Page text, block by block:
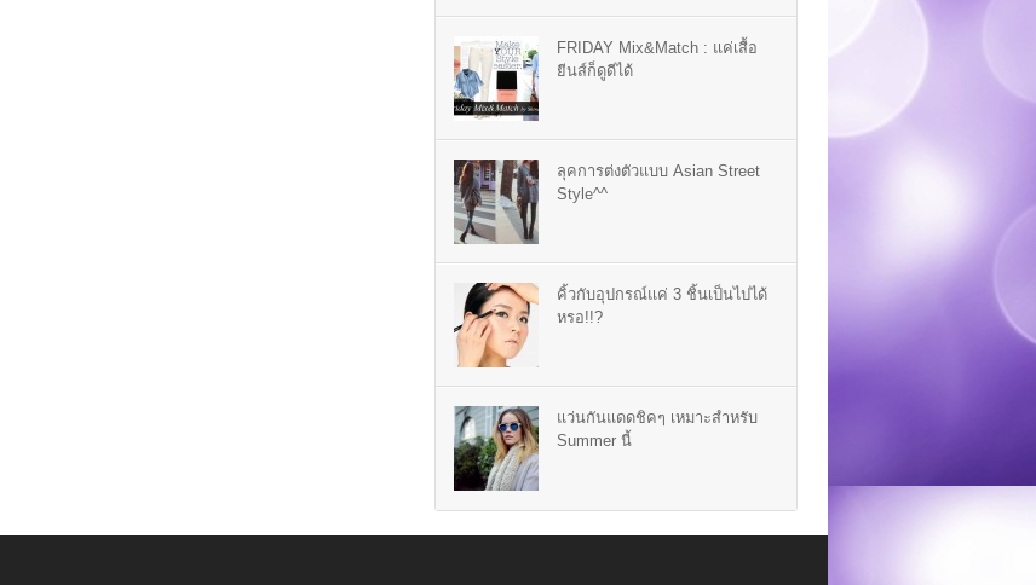
FRIDAY Mix&Match : แค่เสื้อ
ยีนส์ก็ดูดีได้
ลุคการต่งตัวแบบ Asian Street
Style^^
คิ้วกับอุปกรณ์แค่ 3 ชิ้นเป็นไปได้
หรอ!!?
แว่นกันแดดชิคๆ เหมาะสำหรับ
Summer นี้